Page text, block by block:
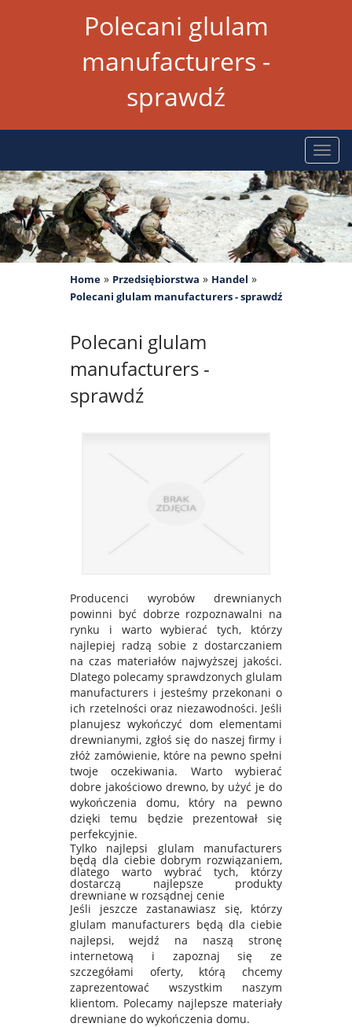
Polecani glulam
manufacturers -
sprawdź
Home » Przedsiębiorstwa » Handel »
Polecani glulam manufacturers - sprawdź
Polecani glulam
manufacturers -
sprawdź
Producenci wyrobów drewnianych
powinni być dobrze rozpoznawalni na
rynku i warto wybierać tych, którzy
najlepiej radzą sobie z dostarczaniem
na czas materiałów najwyższej jakości.
Dlatego polecamy sprawdzonych glulam
manufacturers i jesteśmy przekonani o
ich rzetelności oraz niezawodności. Jeśli
planujesz wykończyć dom elementami
drewnianymi, zgłoś się do naszej firmy i
złóż zamówienie, które na pewno spełni
twoje oczekiwania. Warto wybierać
dobre jakościowo drewno, by użyć je do
wykończenia domu, który na pewno
dzięki temu będzie prezentował się
perfekcyjnie.
Tylko najlepsi glulam manufacturers
będą dla ciebie dobrym rozwiązaniem,
dlatego warto wybrać tych, którzy
dostarczą najlepsze produkty
drewniane w rozsądnej cenie
Jeśli jeszcze zastanawiasz się, którzy
glulam manufacturers będą dla ciebie
najlepsi, wejdź na naszą stronę
internetową i zapoznaj się ze
szczegółami oferty, którą chcemy
zaprezentować wszystkim naszym
klientom. Polecamy najlepsze materiały
drewniane do wykończenia domu.